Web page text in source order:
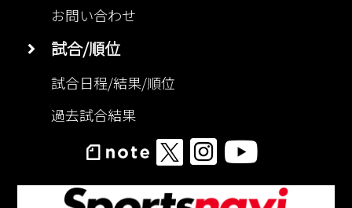
お問い合わせ
試合/順位
試合日程/結果/順位
過去試合結果